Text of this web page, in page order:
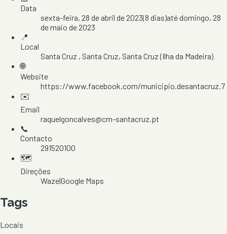
Data
sexta-feira, 28 de abril de 2023(8 dias)atédomingo, 28
de maio de 2023
📍
Local
Santa Cruz , Santa Cruz, Santa Cruz(Ilha da Madeira)
🌐
Website
https://www.facebook.com/municipio.desantacruz.7
✉️
Email
raquelgoncalves@cm-santacruz.pt
📞
Contacto
291520100
🗺️
Direções
Waze|Google Maps
Tags
Locais